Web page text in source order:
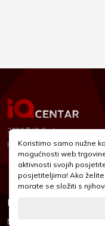
2026 © IQ Centar
Izrada:Nubilus
Informacije
Novosti & Promocije
Koristimo samo nužne
mogućnosti web
aktivnosti svojih
posjetiteljima! Ako
morate se složiti s